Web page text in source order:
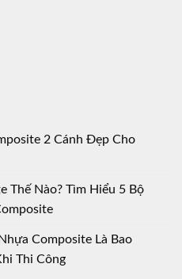
2 Cánh Đẹp Cho
Thế Nào? Tìm Hiểu 5 Bộ
Composite Là Bao
Thi Công